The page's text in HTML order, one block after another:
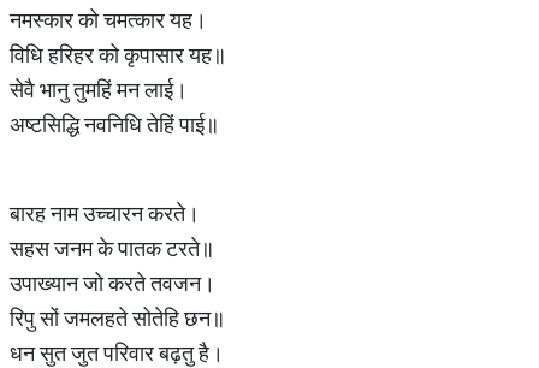
नमस्कार को चमत्कार यह।
विधि हरिहर को कृपासार यह॥
सेवै भानु तुमहिं मन लाई।
अष्टसिद्धि नवनिधि तेहिं पाई॥
बारह नाम उच्चारन करते।
सहस जनम के पातक टरते॥
उपाख्यान जो करते तवजन।
रिपु सों जमलहते सोतेहि छन॥
धन सुत जुत परिवार बढ़तु है।